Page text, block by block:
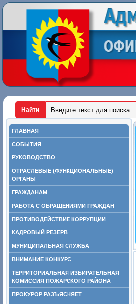
ГЛАВНАЯ
СОБЫТИЯ
РУКОВОДСТВО
ОТРАСЛЕВЫЕ (ФУНКЦИОНАЛЬНЫЕ)
ОРГАНЫ
ГРАЖДАНАМ
РАБОТА С ОБРАЩЕНИЯМИ ГРАЖДАН
ПРОТИВОДЕЙСТВИЕ КОРРУПЦИИ
КАДРОВЫЙ РЕЗЕРВ
МУНИЦИПАЛЬНАЯ СЛУЖБА
ВНИМАНИЕ КОНКУРС
ТЕРРИТОРИАЛЬНАЯ ИЗБИРАТЕЛЬНАЯ
КОМИССИЯ ПОЖАРСКОГО РАЙОНА
ПРОКУРОР РАЗЪЯСНЯЕТ